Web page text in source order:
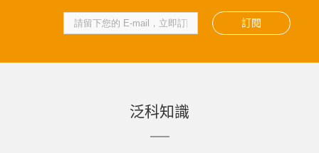
訂閱
泛科知識